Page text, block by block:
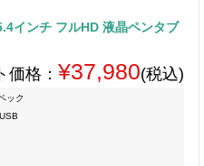
インチ フルHD 液晶ペンタブ
価格： ¥37,980(税込)
ック